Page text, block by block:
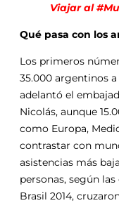
Viajar al
Qué pasa con los
Los primeros
35.000 argentinos
adelantó el
Nicolás, aunque
como Europa,
contrastar con
asistencias más
personas, según
Brasil 2014,